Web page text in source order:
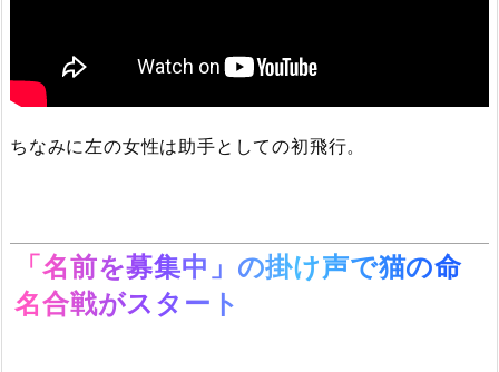
ちなみに左の女性は助手としての初飛行。
「名前を募集中」の掛け声で猫の命
名合戦がスタート